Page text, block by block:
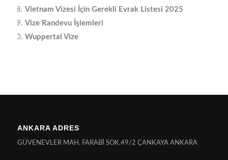
Vietnam Vizesi İçin Gerekli Evrak Listesi 2025
Vize Randevu İşlemleri
Wuppertal Vize
ANKARA ADRES
GÜVENEVLER MAH. FARABİ SOK.49/2 ÇANKAYA ANKARA